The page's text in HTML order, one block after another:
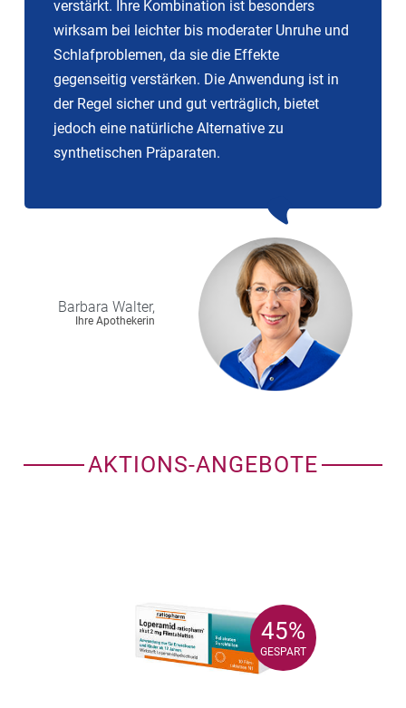
verstärkt. Ihre Kombination ist besonders
wirksam bei leichter bis moderater Unruhe und
Schlafproblemen, da sie die Effekte
gegenseitig verstärken. Die Anwendung ist in
der Regel sicher und gut verträglich, bietet
jedoch eine natürliche Alternative zu
synthetischen Präparaten.
Barbara Walter,
Ihre Apothekerin
AKTIONS-ANGEBOTE
45%
GESPART
45%
GESPART